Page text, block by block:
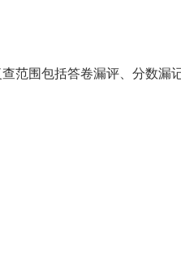
范围包括答卷漏评、分数漏